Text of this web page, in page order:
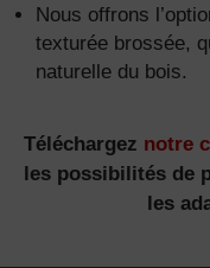
Nous offrons
texturée brossée,
naturelle du bois.
Téléchargez notre
les possibilités de
les